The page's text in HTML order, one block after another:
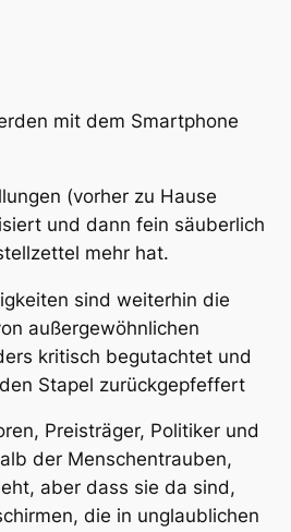
mit dem Smartphone
(vorher zu Hause
und dann fein säuberlich
mehr hat.
sind weiterhin die
außergewöhnlichen
kritisch begutachtet und
Stapel zurückgepfeffert
Preisträger, Politiker und
der Menschentrauben,
aber dass sie da sind,
die in unglaublichen